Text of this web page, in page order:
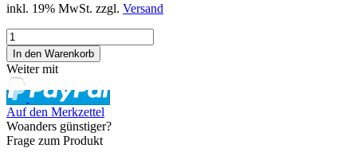
inkl. 19% MwSt. zzgl. Versand
Weiter mit
Auf den Merkzettel
Woanders günstiger?
Frage zum Produkt